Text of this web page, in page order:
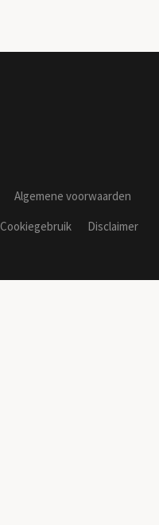
Algemene voorwaarden
Cookiegebruik
Disclaimer